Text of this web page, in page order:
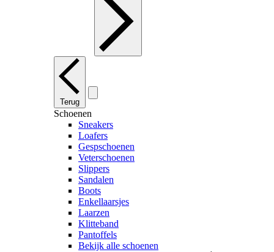
Terug
Schoenen
Sneakers
Loafers
Gespschoenen
Veterschoenen
Slippers
Sandalen
Boots
Enkellaarsjes
Laarzen
Klitteband
Pantoffels
Bekijk alle schoenen